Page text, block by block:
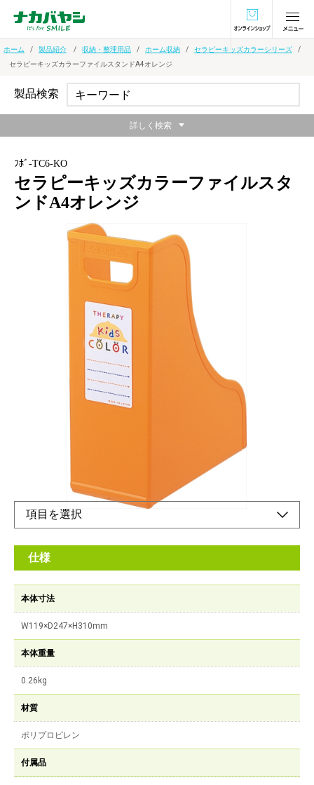
オンラインショ
ホーム 製品紹介 収納・整理用品 ホーム収納
セラピーキッズカラーシリーズ
セラピーキッズカラーファイルスタンドA4オレンジ
ﾌﾎﾞ-TC6-KO
セラピーキッズカラーファイルスタ
ンドA4オレンジ
タテ・ヨコ使えるA4サイズ
メーカー希望小売価格：
カラー心理効果で子供の心とコミュニケーション。ファイルなど
仕様
本体寸法
W119×D247×H310mm
本体重量
0.26kg
材質
ポリプロピレン
付属品
製品検索
詳しく検索